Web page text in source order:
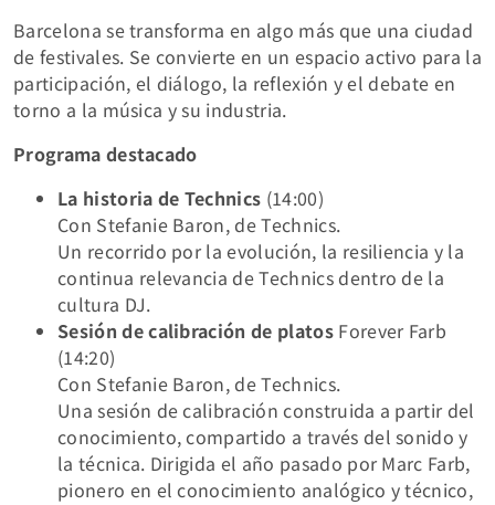
Barcelona se transforma en algo más que una ciudad
de festivales. Se convierte en un espacio activo para la
participación, el diálogo, la reflexión y el debate en
torno a la música y su industria.
Programa destacado
La historia de Technics (14:00)
Con Stefanie Baron, de Technics.
Un recorrido por la evolución, la resiliencia y la
continua relevancia de Technics dentro de la
cultura DJ.
Sesión de calibración de platosForever Farb
(14:20)
Con Stefanie Baron, de Technics.
Una sesión de calibración construida a partir del
conocimiento, compartido a través del sonido y
la técnica. Dirigida el año pasado por Marc Farb,
pionero en el conocimiento analógico y técnico,